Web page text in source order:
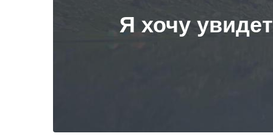
Я хочу